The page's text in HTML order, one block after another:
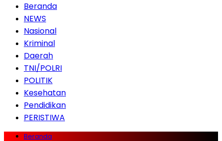
Beranda
NEWS
Nasional
Kriminal
Daerah
TNI/POLRI
POLITIK
Kesehatan
Pendidikan
PERISTIWA
Beranda